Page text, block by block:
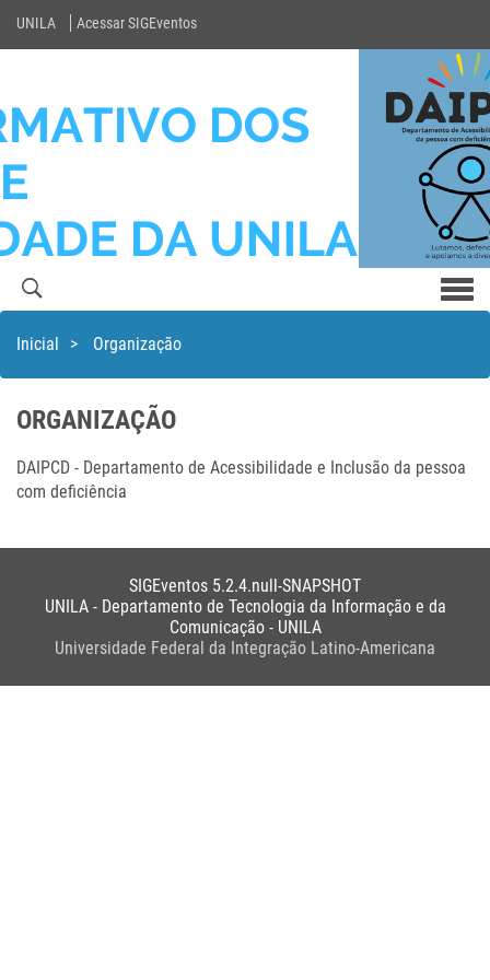
UNILA Acessar SIGEventos
Inicial > Organização
ORGANIZAÇÃO
DAIPCD - Departamento de Acessibilidade e Inclusão da pessoa
com deficiência
SIGEventos 5.2.4.null-SNAPSHOT
UNILA - Departamento de Tecnologia da Informação e da
Comunicação - UNILA
Universidade Federal da Integração Latino-Americana